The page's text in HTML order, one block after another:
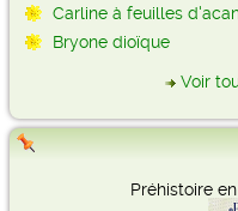
Carline à feuilles
Bryone dioïque
Voir
Préhistoire